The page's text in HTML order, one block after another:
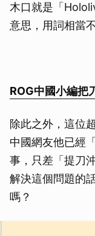
木口就是「
意思，用詞相當
ROG中國小編把
除此之外，這位
中國網友他已經
事，只差「提刀
解決這個問題的
嗎？